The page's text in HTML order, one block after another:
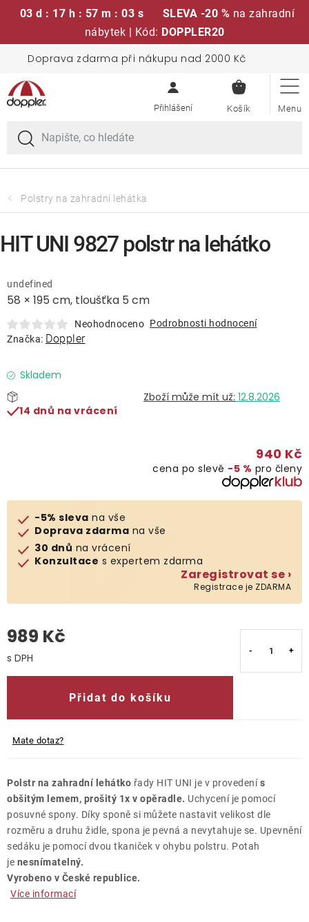
03 d : 17 h : 57 m : 03 s SLEVA -20 % na zahradní
nábytek | Kód: DOPPLER20
obsah
Doprava zdarma při nákupu nad 2000 Kč
KOŠÍK
Sedací soupravy
Slunečníky
Křesla a židle
Prodávané značky
Klub výhod
Naše katalogy
O nás
Kontakty
Polstry na zahradní lehátka
58 × 195 cm, tloušťka 5 cm
undefined
Neohodnoceno Podrobnosti hodnocení
Značka: Doppler
Skladem
12.8.2026
14 dnů na vrácení
940 Kč
cena po slevě −5 % pro členy
-5% sleva na vše
Doprava zdarma na vše
30 dnů na vrácení
Konzultace s expertem zdarma
Zaregistrovat se ›
Registrace je ZDARMA
989 Kč
Přidat do košíku
Mate dotaz?
Polstr na zahradní lehátko řady HIT UNI je v provedenís
obšitým lemem, prošitý 1x v opěradle. Uchycení je pomocí
posuvné spony. Díky sponě si můžete nastavit velikost dle
rozměru a druhu židle, spona je pevná a nevytahuje se. Upevnění
sedáku je pomocí dvou tkaniček v ohybu polstru. Potah
je nesnímatelný.
Vyrobeno v České republice.
Více informací
HIT UNI 9827 polstr na lehátko